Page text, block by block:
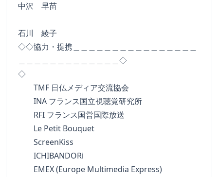
中沢 早苗
石川 綾子
◇◇協力・提携＿＿＿＿＿＿＿＿＿＿＿＿＿＿＿＿
＿＿＿＿＿＿＿＿＿＿＿＿＿◇
◇
TMF 日仏メディア交流協会
INA フランス国立視聴覚研究所
RFI フランス国営国際放送
Le Petit Bouquet
ScreenKiss
ICHIBANDORi
EMEX (Europe Multimedia Express)